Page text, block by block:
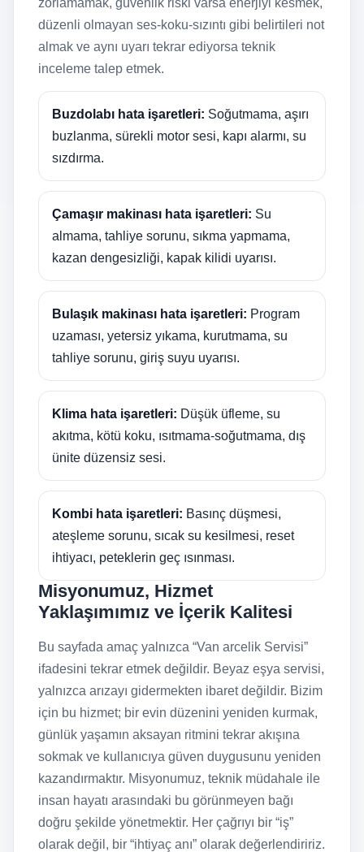
zorlamamak, güvenlik riski varsa enerjiyi kesmek,
düzenli olmayan ses-koku-sızıntı gibi belirtileri not
almak ve aynı uyarı tekrar ediyorsa teknik
inceleme talep etmek.
Buzdolabı hata işaretleri: Soğutmama, aşırı
buzlanma, sürekli motor sesi, kapı alarmı, su
sızdırma.
Çamaşır makinası hata işaretleri: Su
almama, tahliye sorunu, sıkma yapmama,
kazan dengesizliği, kapak kilidi uyarısı.
Bulaşık makinası hata işaretleri: Program
uzaması, yetersiz yıkama, kurutmama, su
tahliye sorunu, giriş suyu uyarısı.
Klima hata işaretleri: Düşük üfleme, su
akıtma, kötü koku, ısıtmama-soğutmama, dış
ünite düzensiz sesi.
Kombi hata işaretleri: Basınç düşmesi,
ateşleme sorunu, sıcak su kesilmesi, reset
ihtiyacı, peteklerin geç ısınması.
Misyonumuz, Hizmet
Yaklaşımımız ve İçerik Kalitesi
Bu sayfada amaç yalnızca “Van arcelik Servisi”
ifadesini tekrar etmek değildir. Beyaz eşya servisi,
yalnızca arızayı gidermekten ibaret değildir. Bizim
için bu hizmet; bir evin düzenini yeniden kurmak,
günlük yaşamın aksayan ritmini tekrar akışına
sokmak ve kullanıcıya güven duygusunu yeniden
kazandırmaktır. Misyonumuz, teknik müdahale ile
insan hayatı arasındaki bu görünmeyen bağı
doğru şekilde yönetmektir. Her çağrıyı bir “iş”
olarak değil, bir “ihtiyaç anı” olarak değerlendiririz.